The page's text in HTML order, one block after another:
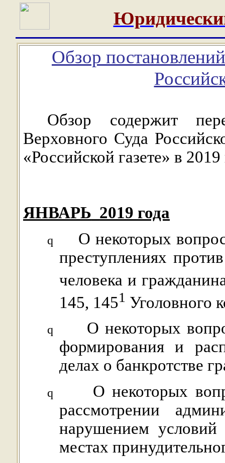
Обзор
Обзор содержит
Верховного Суда
«Российской газете» в 2019
ЯНВАРЬ 2019 года
q
О некоторых
преступлениях
человека и
145, 1451 Уголовного
q
О некоторых
формирования и
делах о банкротстве
q
О некоторых
рассмотрении
нарушением
местах